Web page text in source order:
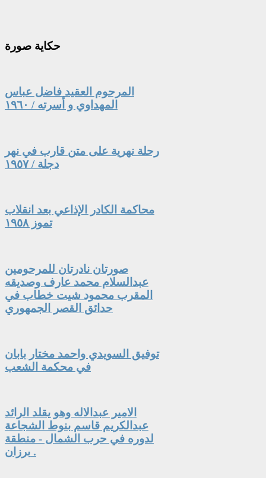
حكاية صورة
المرحوم العقيد فاضل عباس
المهداوي و أسرته / ١٩٦٠
رحلة نهرية على متن قارب في نهر
دجلة / ١٩٥٧
محاكمة الكادر الإذاعي بعد انقلاب
تموز ١٩٥٨
صورتان نادرتان للمرحومين
عبدالسلام محمد عارف وصديقه
المقرب محمود شيت خطاب في
حدائق القصر الجمهوري
توفيق السويدي واحمد مختار بابان
في محكمة الشعب
الامير عبدالاله وهو يقلد الرائد
عبدالكريم قاسم بنوط الشجاعة
لدوره في حرب الشمال - منطقة
برزان .